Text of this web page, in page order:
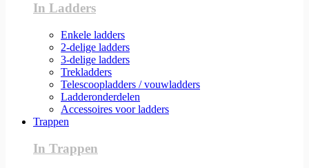
In Ladders
Enkele ladders
2-delige ladders
3-delige ladders
Trekladders
Telescoopladders / vouwladders
Ladderonderdelen
Accessoires voor ladders
Trappen
In Trappen